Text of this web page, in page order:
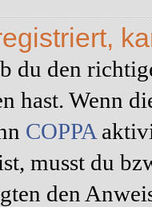
du den
hast. Wenn
COPPA
musst du
den